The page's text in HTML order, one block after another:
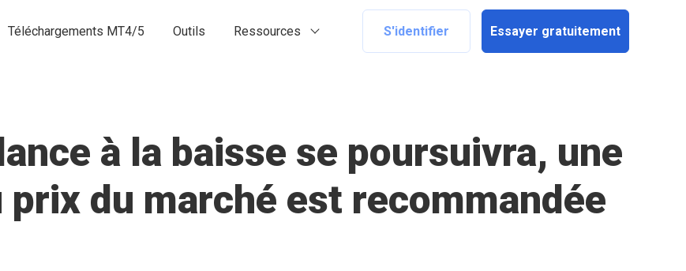
Téléchargements MT4/5 Outils Ressources S'identifier Essayer gratuitement
à la baisse se poursuivra, une
du marché est recommandée